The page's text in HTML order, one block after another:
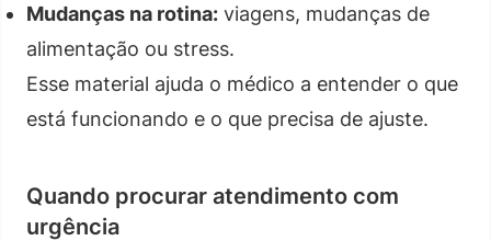
Mudanças na rotina: viagens, mudanças de
alimentação ou stress.
Esse material ajuda o médico a entender o que
está funcionando e o que precisa de ajuste.
Quando procurar atendimento com
urgência